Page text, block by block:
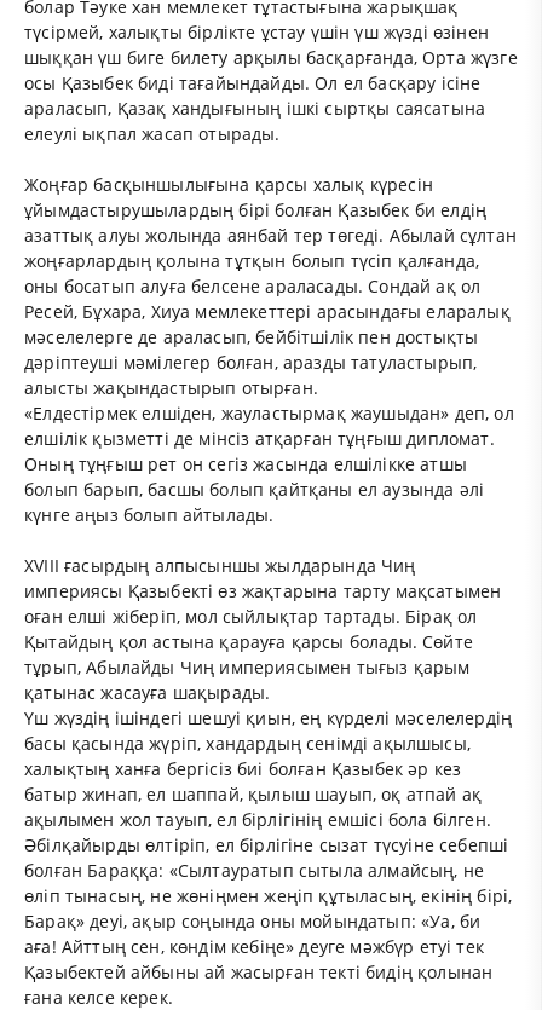
болар Тәуке хан мемлекет тұтастығына жарықшақ
түсірмей, халықты бірлікте ұстау үшін үш жүзді өзінен
шыққан үш биге билету арқылы басқарғанда, Орта жүзге
осы Қазыбек биді тағайындайды. Ол ел басқару ісіне
араласып, Қазақ хандығының ішкі сыртқы саясатына
елеулі ықпал жасап отырады.
Жоңғар басқыншылығына қарсы халық күресін
ұйымдастырушылардың бірі болған Қазыбек би елдің
азаттық алуы жолында аянбай тер төгеді. Абылай сұлтан
жоңғарлардың қолына тұтқын болып түсіп қалғанда,
оны босатып алуға белсене араласады. Сондай ақ ол
Ресей, Бұхара, Хиуа мемлекеттері арасындағы еларалық
мәселелерге де араласып, бейбітшілік пен достықты
дәріптеуші мәмілегер болған, аразды татуластырып,
алысты жақындастырып отырған.
«Елдестірмек елшіден, жауластырмақ жаушыдан» деп, ол
елшілік қызметті де мінсіз атқарған тұңғыш дипломат.
Оның тұңғыш рет он сегіз жасында елшілікке атшы
болып барып, басшы болып қайтқаны ел аузында әлі
күнге аңыз болып айтылады.
XVIII ғасырдың алпысыншы жылдарында Чиң
империясы Қазыбекті өз жақтарына тарту мақсатымен
оған елші жіберіп, мол сыйлықтар тартады. Бірақ ол
Қытайдың қол астына қарауға қарсы болады. Сөйте
тұрып, Абылайды Чиң империясымен тығыз қарым
қатынас жасауға шақырады.
Үш жүздің ішіндегі шешуі қиын, ең күрделі мәселелердің
басы қасында жүріп, хандардың сенімді ақылшысы,
халықтың ханға бергісіз биі болған Қазыбек әр кез
батыр жинап, ел шаппай, қылыш шауып, оқ атпай ақ
ақылымен жол тауып, ел бірлігінің емшісі бола білген.
Әбілқайырды өлтіріп, ел бірлігіне сызат түсуіне себепші
болған Бараққа: «Сылтауратып сытыла алмайсың, не
өліп тынасың, не жөніңмен жеңіп құтыласың, екінің бірі,
Барақ» деуі, ақыр соңында оны мойындатып: «Уа, би
аға! Айттың сен, көндім кебіңе» деуге мәжбүр етуі тек
Қазыбектей айбыны ай жасырған текті бидің қолынан
ғана келсе керек.